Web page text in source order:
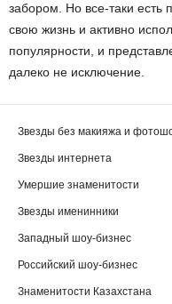
забором. Но все-таки есть
свою жизнь и активно
популярности, и
далеко не исключение.
Звезды без макияжа и
Звезды интернета
Умершие знаменитости
Звезды именинники
Западный шоу-бизнес
Российский шоу-бизнес
Знаменитости Казахстана